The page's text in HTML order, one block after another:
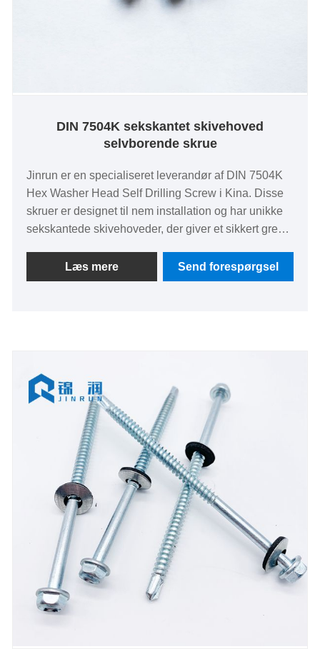
DIN 7504K sekskantet skivehoved
selvborende skrue
Jinrun er en specialiseret leverandør af DIN 7504K
Hex Washer Head Self Drilling Screw i Kina. Disse
skruer er designet til nem installation og har unikke
sekskantede skivehoveder, der giver et sikkert greb
byggeri og andre industrier, der kræver selvborende
skruer for sikker fastgørelse. Jinrun er en pålidelig
Læs mere Send forespørgsel